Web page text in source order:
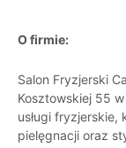
O firmie:
Salon Fryzjerski
Kosztowskiej 55
usługi fryzjerskie,
pielęgnacji oraz